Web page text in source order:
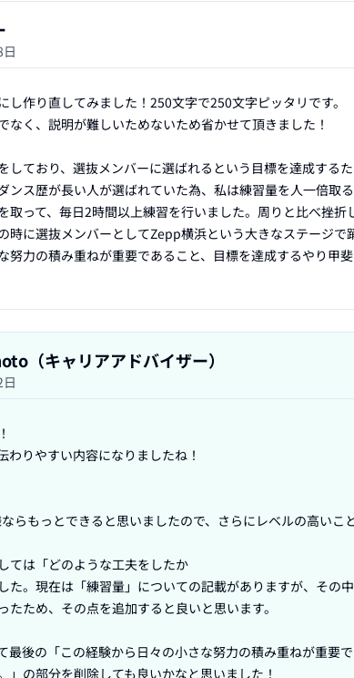
し作り直してみました！250文字で250文字ピッタリです。
なく、説明が難しいためないため省かせて頂きました！
しており、選抜メンバーに選ばれるという目標を達成する
ンス歴が長い人が選ばれていた為、私は練習量を人一倍取る
取って、毎日2時間以上練習を行いました。周りと比べ挫折
時に選抜メンバーとしてZepp横浜という大きなステージで
努力の積み重ねが重要であること、目標を達成するやり甲斐
（キャリアアドバイザー）
りやすい内容になりましたね！
らもっとできると思いましたので、さらにレベルの高いこ
ては「どのような工夫をしたか
た。現在は「練習量」についての記載がありますが、その
ため、その点を追加すると良いと思います。
最後の「この経験から日々の小さな努力の積み重ねが重要
」の部分を削除しても良いかなと思いました！